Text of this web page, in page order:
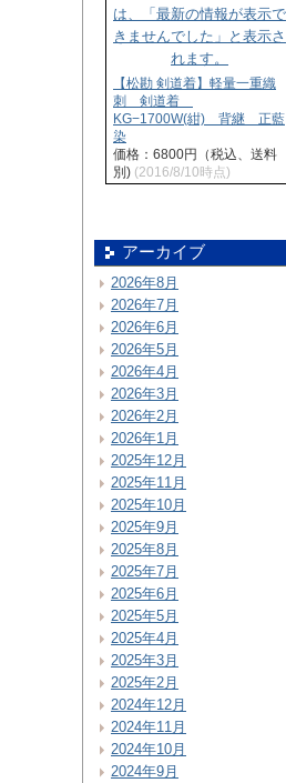
【松勘 剣道着】軽量一重織
刺 剣道着
KG−1700W(紺) 背継 正藍
染
価格：6800円（税込、送料
別) (2016/8/10時点)
アーカイブ
2026年8月
2026年7月
2026年6月
2026年5月
2026年4月
2026年3月
2026年2月
2026年1月
2025年12月
2025年11月
2025年10月
2025年9月
2025年8月
2025年7月
2025年6月
2025年5月
2025年4月
2025年3月
2025年2月
2024年12月
2024年11月
2024年10月
2024年9月